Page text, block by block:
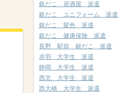
銀だこ 居酒屋 派遣
銀だこ ユニフォーム 派遣
銀だこ 髪色 派遣
銀だこ 健康保険 派遣
長野 駅前 銀だこ 派遣
赤羽 大学生 派遣
静岡 大学生 派遣
西北 大学生 派遣
西大橋 大学生 派遣